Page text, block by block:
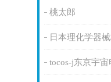
桃太郎
日本理化学器
tocos-j东京宇宙